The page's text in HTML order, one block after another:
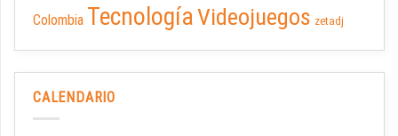
Colombia TecnologíaVideojuegos zetadj
CALENDARIO